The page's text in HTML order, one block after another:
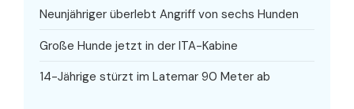
Neunjähriger überlebt Angriff von sechs Hunden
Große Hunde jetzt in der ITA-Kabine
14-Jährige stürzt im Latemar 90 Meter ab